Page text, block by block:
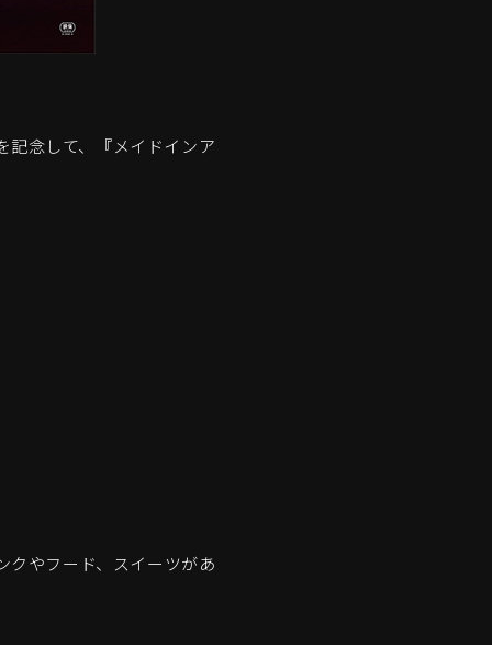
念して、『メイドインア
クやフード、スイーツがあ